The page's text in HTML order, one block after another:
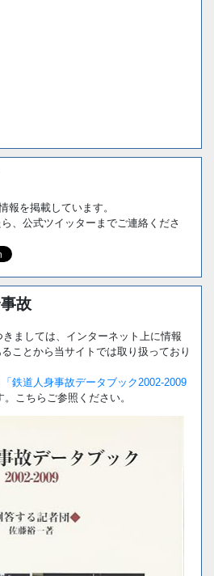
報を掲載しています。
、公式ツイッターまでご連絡くださ
故
ましては、インターネット上に情報
ことから当サイトでは取り扱っており
「鉄道人身事故データブック2002-2009
こちらご参照ください。